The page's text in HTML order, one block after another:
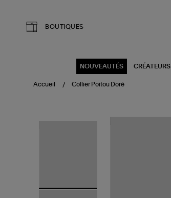
BOUTIQUES
NOUVEAUTÉS CRÉATEURS
Accueil Collier Poitou Doré